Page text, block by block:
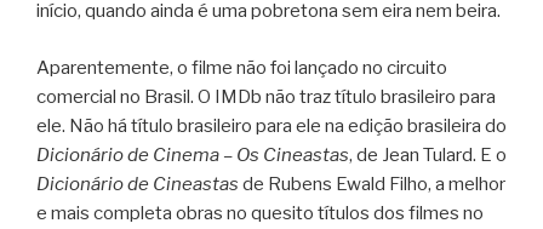
início, quando ainda é uma pobretona sem eira nem beira.
Aparentemente, o filme não foi lançado no circuito
comercial no Brasil. O IMDb não traz título brasileiro para
ele. Não há título brasileiro para ele na edição brasileira do
Dicionário de Cinema – Os Cineastas, de Jean Tulard. E o
Dicionário de Cineastas de Rubens Ewald Filho, a melhor
e mais completa obras no quesito títulos dos filmes no